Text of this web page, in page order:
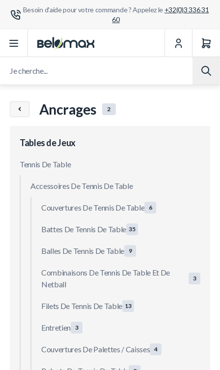
Besoin d'aide pour votre commande ? Appelez le +32(0)3 336 31
60
Ancrages 2
Tables de Jeux
Tennis De Table
Accessoires De Tennis De Table
Couvertures De Tennis De Table 6
Battes De Tennis De Table 35
Balles De Tennis De Table 9
Combinaisons De Tennis De Table Et De
Netball
3
Filets De Tennis De Table 13
Entretien 3
Couvertures De Palettes / Caisses 4